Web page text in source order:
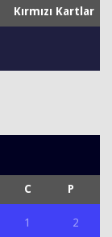
Kırmızı Kartlar
C P
1 2